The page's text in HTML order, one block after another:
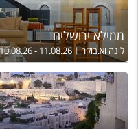
ממילא ירושלים
לינה וא.בוקר 10.08.26 - 11.08.26